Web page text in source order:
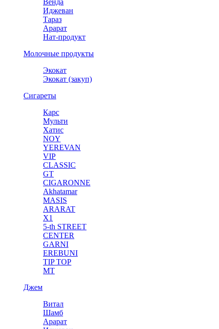
Венда
Иджеван
Тараз
Арарат
Нат-продукт
Молочные продукты
Экокат
Экокат (закуп)
Сигареты
Карс
Мульти
Хатис
NOY
YEREVAN
VIP
CLASSIC
GT
CIGARONNE
Akhatamar
MASIS
ARARAT
X1
5-th STREET
CENTER
GARNI
EREBUNI
TIP TOP
MT
Джем
Витал
Шамб
Арарат